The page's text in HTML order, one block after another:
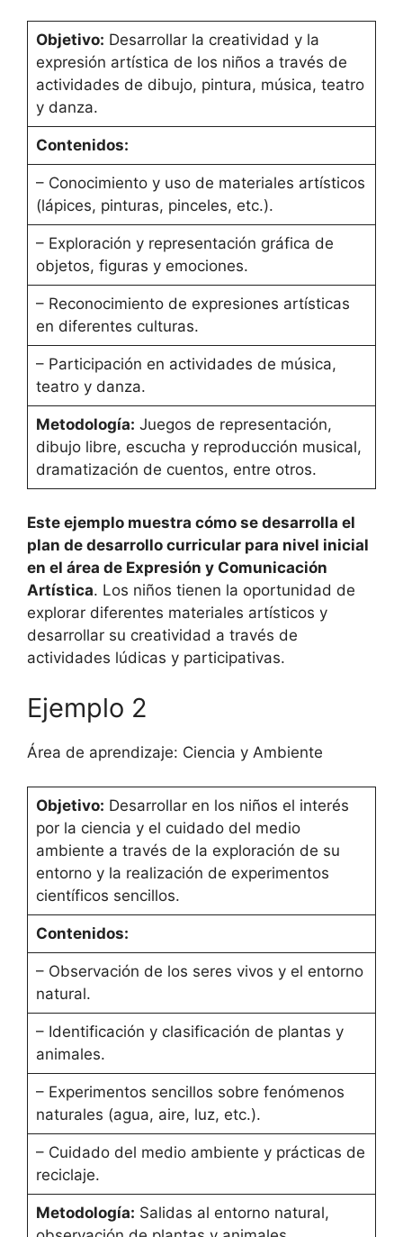
Objetivo: Desarrollar la creatividad y la
expresión artística de los niños a través de
actividades de dibujo, pintura, música, teatro
y danza.
Contenidos:
– Conocimiento y uso de materiales artísticos
(lápices, pinturas, pinceles, etc.).
– Exploración y representación gráfica de
objetos, figuras y emociones.
– Reconocimiento de expresiones artísticas
en diferentes culturas.
– Participación en actividades de música,
teatro y danza.
Metodología: Juegos de representación,
dibujo libre, escucha y reproducción musical,
dramatización de cuentos, entre otros.
Este ejemplo muestra cómo se desarrolla el
plan de desarrollo curricular para nivel inicial
en el área de Expresión y Comunicación
Artística. Los niños tienen la oportunidad de
explorar diferentes materiales artísticos y
desarrollar su creatividad a través de
actividades lúdicas y participativas.
Ejemplo 2
Área de aprendizaje: Ciencia y Ambiente
Objetivo: Desarrollar en los niños el interés
por la ciencia y el cuidado del medio
ambiente a través de la exploración de su
entorno y la realización de experimentos
científicos sencillos.
Contenidos:
– Observación de los seres vivos y el entorno
natural.
– Identificación y clasificación de plantas y
animales.
– Experimentos sencillos sobre fenómenos
naturales (agua, aire, luz, etc.).
– Cuidado del medio ambiente y prácticas de
reciclaje.
Metodología: Salidas al entorno natural,